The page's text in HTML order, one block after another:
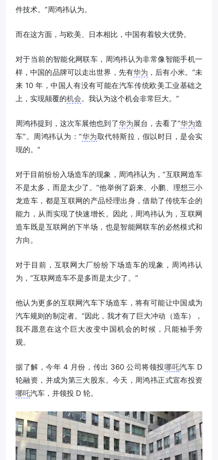
件技术。”周鸿祎认为。
而在这方面，与欧美、日本相比，中国有着较大优势。
对于当前的智能化网联车，周鸿祎认为非常像智能手机一
样，中国的品牌可以走出世界，先有华为 ，后有小米。“未
来 10 年，中国人有没有可能在汽车传统欧美工业基础之
上，实现颠覆的机会。我认为这个机会非常巨大。”
周鸿祎提到，这次车展他也到了华为展台，去看了“华为造
车”。周鸿祎认为：“华为取代特斯拉，假以时日，是会实
现的。”
对于目前纷纷入场造车的现象，周鸿祎认为，“互联网造车
不是太多，而是太少了。”他举例了蔚来、小鹏、理想三小
龙造车，都是互联网的产品经理出身，借助了传统车企的
能力，从而实现了快速增长。因此，周鸿祎认为，互联网
造车既是互联网的下半场，也是智能网联车的必然模式和
方向。
对于目前，互联网大厂纷纷下场造车的现象，周鸿祎认
为，“互联网造车不是多而是太少了。”
他认为更多的互联网汽车下场造车，将有可能让中国成为
汽车规则的制定者。“因此，我才有了巨大冲动（造车），
我不愿意在这个巨大改变中国机会的时候，只能袖手旁
观。
据了解，今年 4 月份，传出 360 公司将领投哪吒汽车 D
轮融资，并成为第三大股东。今天，周鸿祎正式宣布投资
哪吒汽车，并领投 D 轮。